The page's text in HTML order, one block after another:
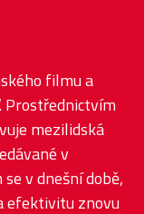
filmu a
Prostřednictvím
mezilidská
v
v dnešní době,
efektivitu znovu